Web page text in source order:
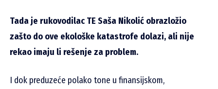
Tada je rukovodilac TE Saša Nikolić obrazložio
zašto do ove ekološke katastrofe dolazi, ali nije
rekao imaju li rešenje za problem.
I dok preduzeće polako tone u finansijskom,